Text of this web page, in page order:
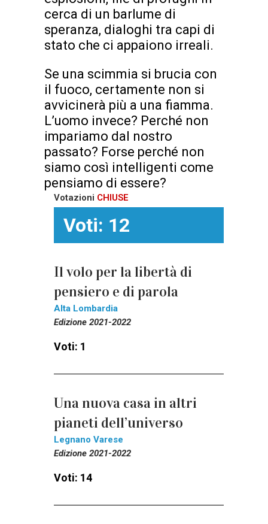
cerca di un barlume di
speranza, dialoghi tra capi di
stato che ci appaiono irreali.
Se una scimmia si brucia con
il fuoco, certamente non si
avvicinerà più a una fiamma.
L’uomo invece? Perché non
impariamo dal nostro
passato? Forse perché non
siamo così intelligenti come
pensiamo di essere?
Votazioni CHIUSE
Voti: 12
Il volo per la libertà di
pensiero e di parola
Alta Lombardia
Edizione 2021-2022
Voti: 1
Una nuova casa in altri
pianeti dell’universo
Legnano Varese
Edizione 2021-2022
Voti: 14